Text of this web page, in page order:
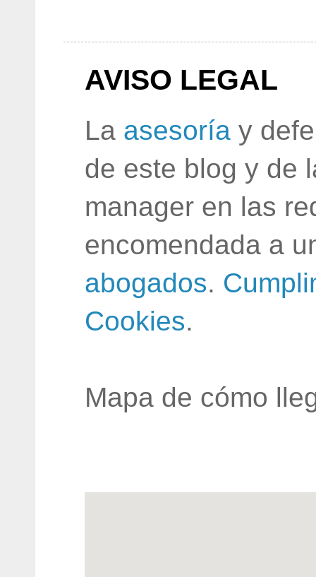
AVISO LEGAL
La asesoría y
de este blog y de
manager en las
encomendada a
abogados.
Cookies.
Mapa de cómo